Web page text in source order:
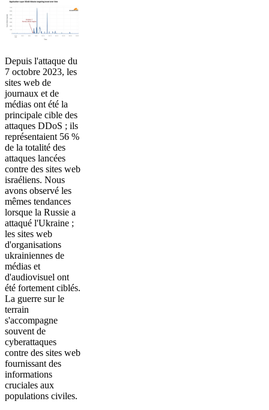
Depuis l'attaque du
7 octobre 2023, les
sites web de
journaux et de
médias ont été la
principale cible des
attaques DDoS ; ils
représentaient 56 %
de la totalité des
attaques lancées
contre des sites web
israéliens. Nous
avons observé les
mêmes tendances
lorsque la Russie a
attaqué l'Ukraine ;
les sites web
d'organisations
ukrainiennes de
médias et
d'audiovisuel ont
été fortement ciblés.
La guerre sur le
terrain
s'accompagne
souvent de
cyberattaques
contre des sites web
fournissant des
informations
cruciales aux
populations civiles.